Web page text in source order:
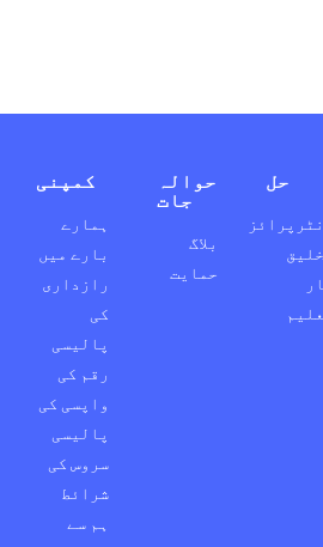
حل
حوالہ
جات
بلاگ
حمایت
کمپنی
ہمارے
بارے میں
رازداری
کی
پالیسی
رقم کی
واپسی کی
پالیسی
سروس کی
شرائط
ہم سے